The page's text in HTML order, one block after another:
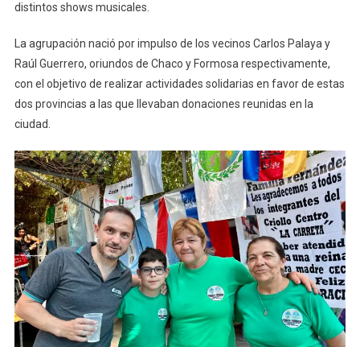
distintos shows musicales.
La agrupación nació por impulso de los vecinos Carlos Palaya y
Raúl Guerrero, oriundos de Chaco y Formosa respectivamente,
con el objetivo de realizar actividades solidarias en favor de estas
dos provincias a las que llevaban donaciones reunidas en la
ciudad.